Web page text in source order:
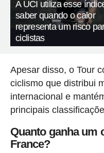
A UCI utiliza esse
saber quando o calor
representa um risco
ciclistas
Apesar disso, o Tour
ciclismo que distribui
internacional e
principais
Quanto ganha um
France?